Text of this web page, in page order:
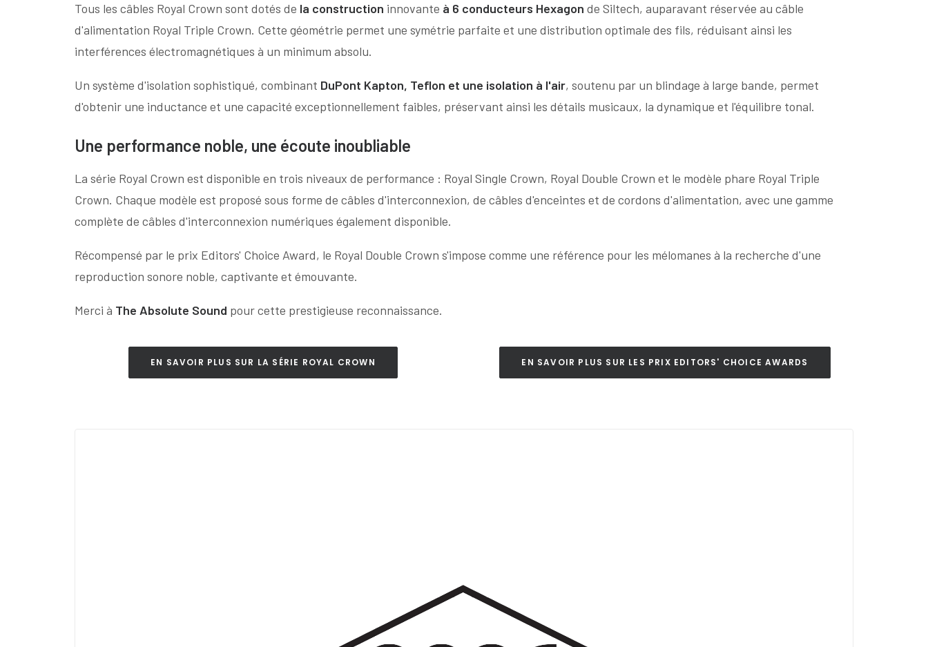
Tous les câbles Royal Crown sont dotés de la construction innovante à 6 conducteurs Hexagon de Siltech, auparavant réservée au câble
d'alimentation Royal Triple Crown. Cette géométrie permet une symétrie parfaite et une distribution optimale des fils, réduisant ainsi les
interférences électromagnétiques à un minimum absolu.
Un système d'isolation sophistiqué, combinant DuPont Kapton, Teflon et une isolation à l'air, soutenu par un blindage à large bande, permet
d'obtenir une inductance et une capacité exceptionnellement faibles, préservant ainsi les détails musicaux, la dynamique et l'équilibre tonal.
Une performance noble, une écoute inoubliable
La série Royal Crown est disponible en trois niveaux de performance : Royal Single Crown, Royal Double Crown et le modèle phare Royal Triple
Crown. Chaque modèle est proposé sous forme de câbles d'interconnexion, de câbles d'enceintes et de cordons d'alimentation, avec une gamme
complète de câbles d'interconnexion numériques également disponible.
Récompensé par le prix Editors' Choice Award, le Royal Double Crown s'impose comme une référence pour les mélomanes à la recherche d'une
reproduction sonore noble, captivante et émouvante.
Merci à The Absolute Sound pour cette prestigieuse reconnaissance.
EN SAVOIR PLUS SUR LA SÉRIE ROYAL CROWN EN SAVOIR PLUS SUR LES PRIX EDITORS' CHOICE AWARDS